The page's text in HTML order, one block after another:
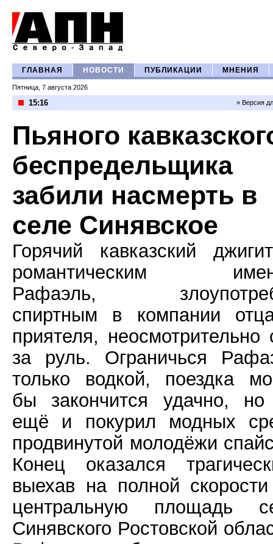
ГЛАВНАЯ НОВОСТИ ПУБЛИКАЦИИ МНЕНИЯ
Пятница, 7 августа 2026
15:16 » Версия
Пьяного
беспредельщика
забили насмерть в
селе Синявское
Горячий кавказский
романтическим
Рафаэль,
спиртным в компании
приятеля, неосмотрительно
за руль. Ограничься
только водкой, поездка
бы закончится удачно,
ещё и покурил модных
продвинутой молодёжи
Конец оказался
выехав на полной
центральную площадь
Синявского Ростовской